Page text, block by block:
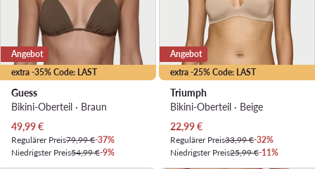
extra -35% Code: LAST
Angebot
Guess
Bikini-Oberteil · Braun
Aktueller Preis
49,99€
Regulärer Preis79,99 €-37%
Niedrigster Preis54,99 €-9%
extra -25% Code: LAST
Angebot
Triumph
Bikini-Oberteil · Beige
Aktueller Preis
22,99€
Regulärer Preis33,99 €-32%
Niedrigster Preis25,99 €-11%